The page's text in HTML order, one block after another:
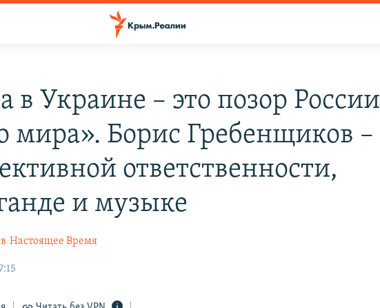
в Украине – это позор России
мира». Борис Гребенщиков –
ответственности,
и музыке
Настоящее Время